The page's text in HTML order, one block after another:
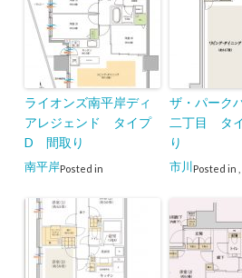
ライオンズ南平岸ディ
アレジェンド タイプ
D 間取り
Posted in
南平岸
ザ・パーク
二丁目 タ
り
Posted in
市川